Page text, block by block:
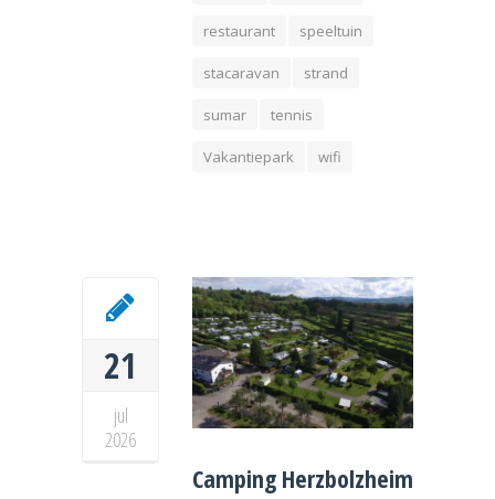
restaurant speeltuin
stacaravan strand
sumar tennis
Vakantiepark wifi
21
jul
2026
Camping Herzbolzheim